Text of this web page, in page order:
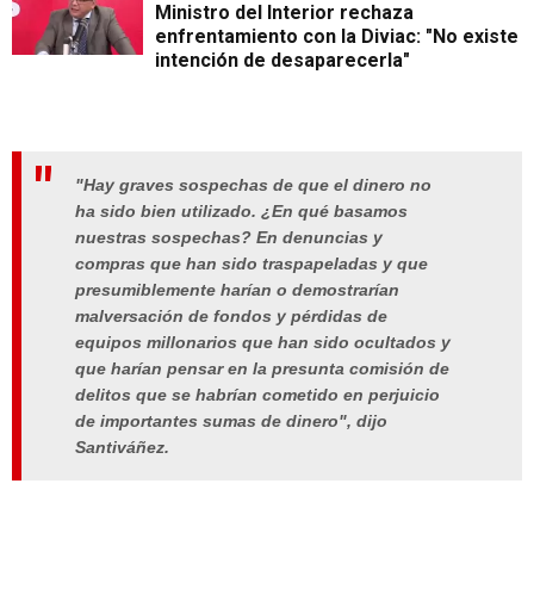
Ministro del Interior rechaza
enfrentamiento con la Diviac: "No existe
intención de desaparecerla"
"Hay graves sospechas de que el dinero no
ha sido bien utilizado. ¿En qué basamos
nuestras sospechas? En denuncias y
compras que han sido traspapeladas y que
presumiblemente harían o demostrarían
malversación de fondos y pérdidas de
equipos millonarios que han sido ocultados y
que harían pensar en la presunta comisión de
delitos que se habrían cometido en perjuicio
de importantes sumas de dinero", dijo
Santiváñez.